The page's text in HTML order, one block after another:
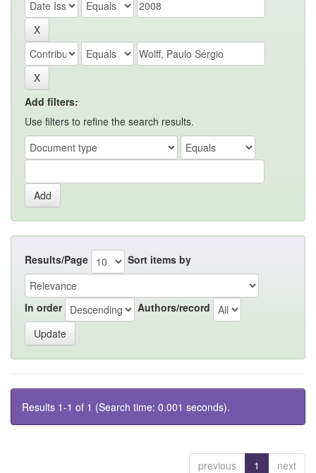
Add filters:
Use filters to refine the search results.
Results/Page Sort items by
In order Authors/record
Results 1-1 of 1 (Search time: 0.001 seconds).
previous 1 next